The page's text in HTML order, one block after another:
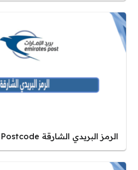
الرمز البريدي الشارقة Sharjah Postcode